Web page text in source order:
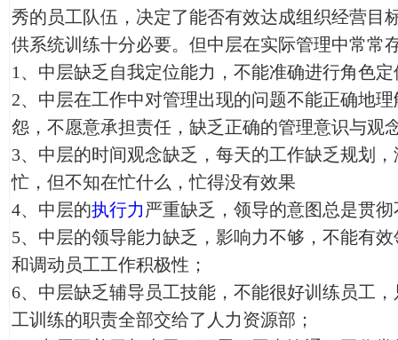
秀的员工队伍，决定了能否有效达成组织经营目
供系统训练十分必要。但中层在实际管理中常常
1、中层缺乏自我定位能力，不能准确进行角色定
2、中层在工作中对管理出现的问题不能正确地
怨，不愿意承担责任，缺乏正确的管理意识与观
3、中层的时间观念缺乏，每天的工作缺乏规划
忙，但不知在忙什么，忙得没有效果
4、中层的执行力 严重缺乏，领导的意图总是贯
5、中层的领导能力缺乏，影响力不够，不能有
和调动员工工作积极性；
6、中层缺乏辅导员工技能，不能很好训练员工
工训练的职责全部交给了人力资源部；